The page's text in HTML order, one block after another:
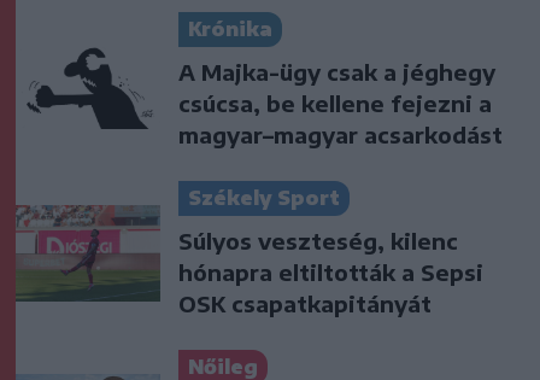
Krónika
A Majka-ügy csak a jéghegy
csúcsa, be kellene fejezni a
magyar–magyar acsarkodást
Székely Sport
Súlyos veszteség, kilenc
hónapra eltiltották a Sepsi
OSK csapatkapitányát
Nőileg